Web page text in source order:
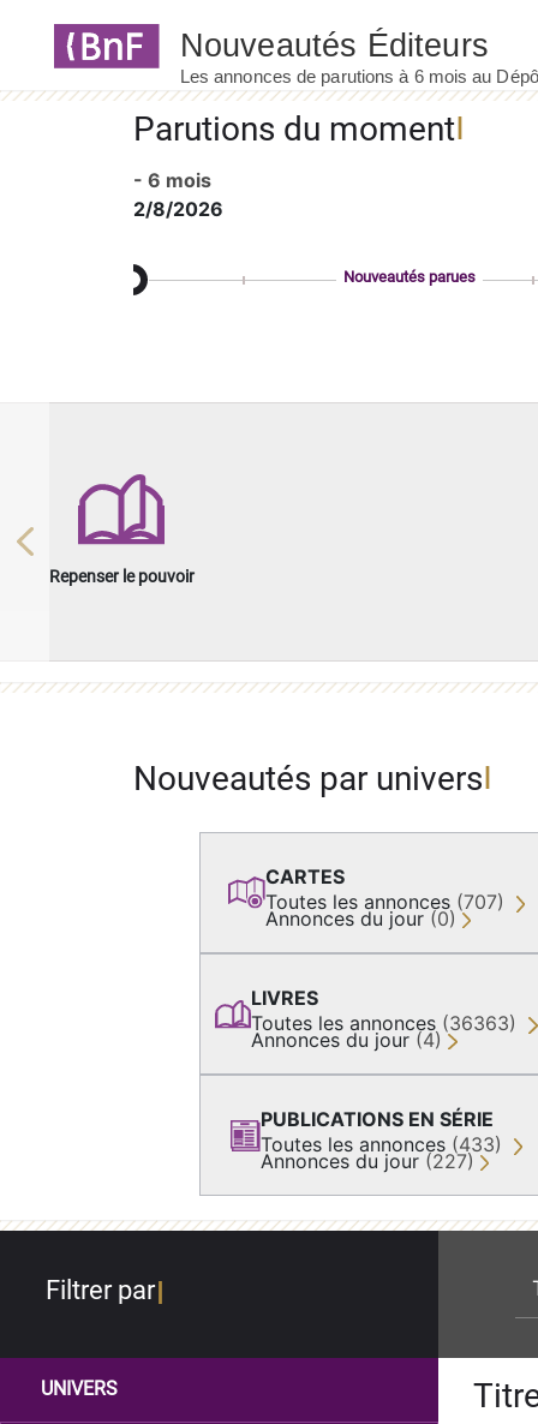
Parutions du moment
- 6 mois
2/8/2026
Nouveautés parues
Repenser le pouvoir
Previous
Nouveautés par univers
CARTES
Toutes les annonces (707)
Annonces du jour (0)
LIVRES
Toutes les annonces (36363)
Annonces du jour (4)
PUBLICATIONS EN SÉRIE
Toutes les annonces (433)
Annonces du jour (227)
Filtrer par
UNIVERS